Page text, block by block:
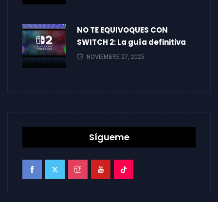
NO TE EQUIVOQUES CON
SWITCH 2: La guía definitiva
NOVIEMBRE 27, 2025
Sígueme